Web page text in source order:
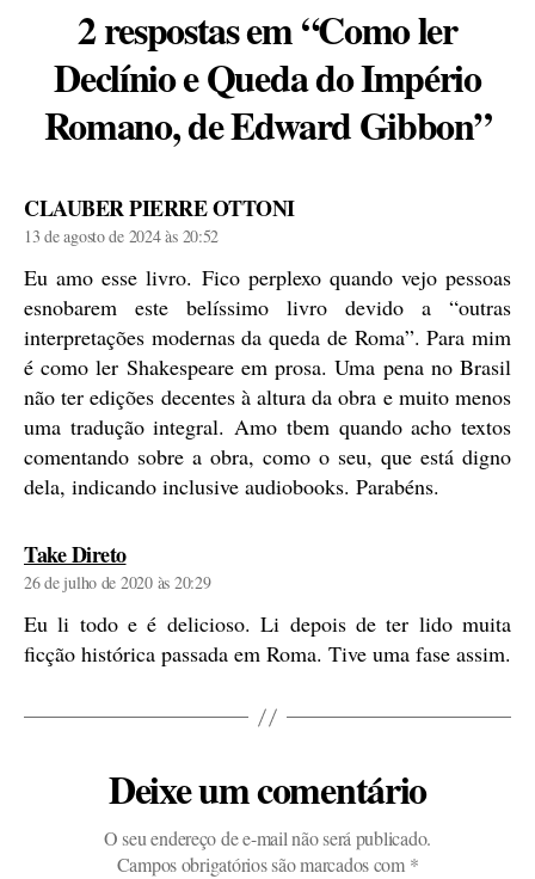
2 respostas em “Como ler
Declínio e Queda do Império
Romano, de Edward Gibbon”
CLAUBER PIERRE OTTONIdiz:
13 de agosto de 2024 às 20:52
Eu amo esse livro. Fico perplexo quando vejo pessoas
esnobarem este belíssimo livro devido a “outras
interpretações modernas da queda de Roma”. Para mim
é como ler Shakespeare em prosa. Uma pena no Brasil
não ter edições decentes à altura da obra e muito menos
uma tradução integral. Amo tbem quando acho textos
comentando sobre a obra, como o seu, que está digno
dela, indicando inclusive audiobooks. Parabéns.
Take Diretodiz:
26 de julho de 2020 às 20:29
Eu li todo e é delicioso. Li depois de ter lido muita
ficção histórica passada em Roma. Tive uma fase assim.
Deixe um comentário
O seu endereço de e-mail não será publicado.
Campos obrigatórios são marcados com *